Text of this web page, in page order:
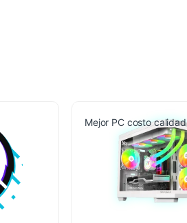
Mejor PC costo calidad